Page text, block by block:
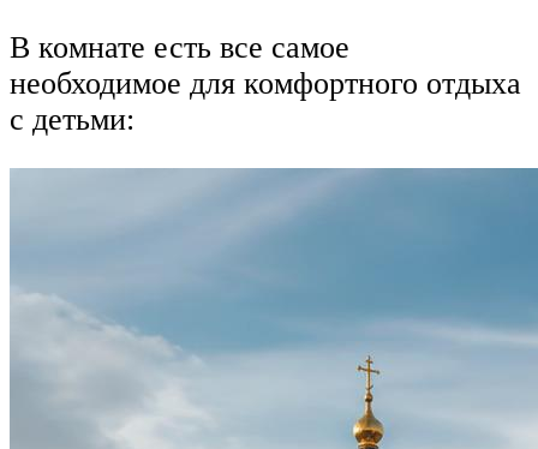
В комнате есть все самое
необходимое для комфортного отдыха
с детьми: